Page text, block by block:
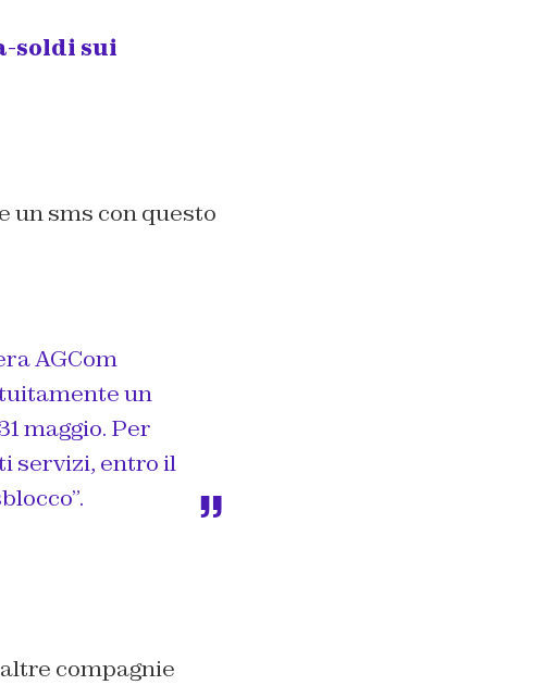
soldi sui
un sms con questo
AGCom
un
maggio. Per
servizi, entro il
compagnie